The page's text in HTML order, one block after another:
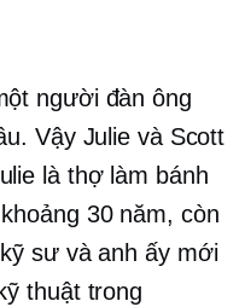
người đàn ông
Vậy Julie và Scott
là thợ làm bánh
30 năm, còn
sư và anh ấy mới
thuật trong